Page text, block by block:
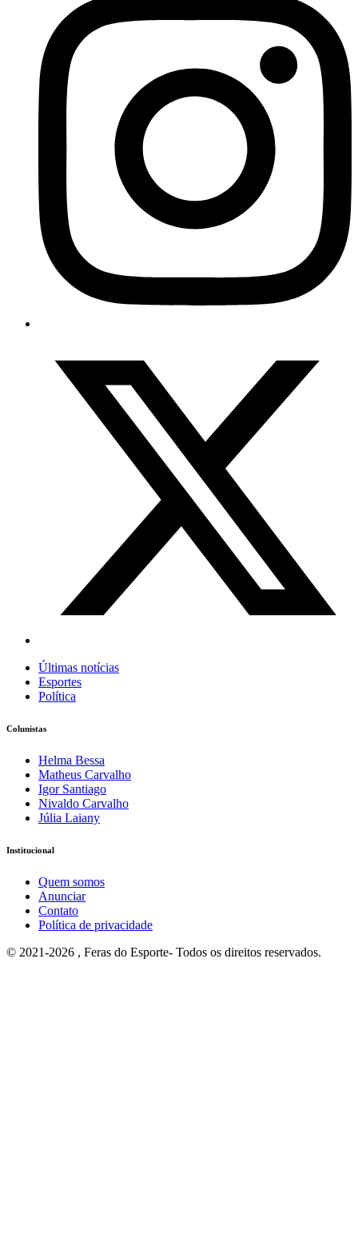
Últimas notícias
Esportes
Política
Colunistas
Helma Bessa
Matheus Carvalho
Igor Santiago
Nivaldo Carvalho
Júlia Laiany
Institucional
Quem somos
Anunciar
Contato
Política de privacidade
© 2021-2026 , Feras do Esporte- Todos os direitos reservados.